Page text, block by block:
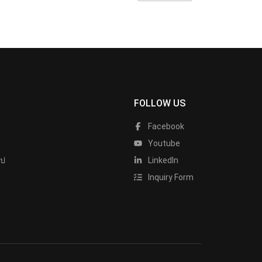
FOLLOW US
Facebook
Youtube
LinkedIn
Inquiry Form